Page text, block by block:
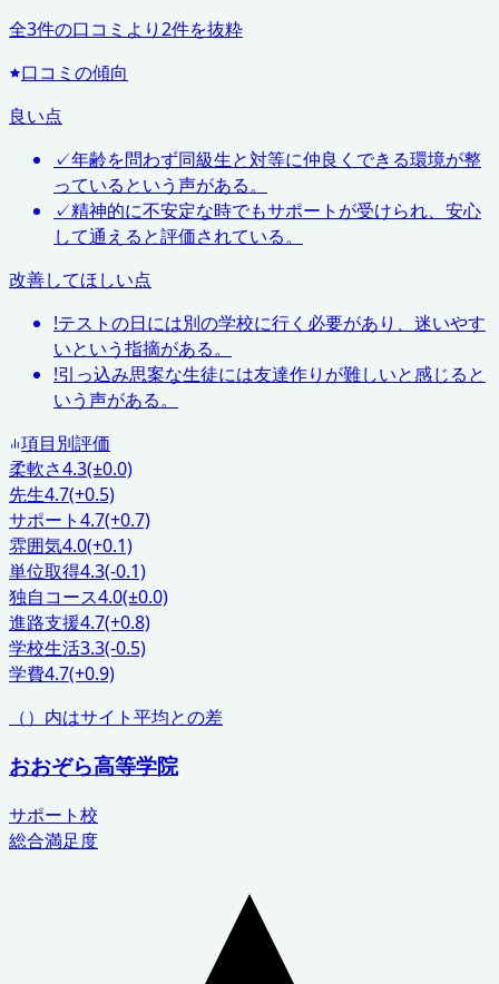
全3件の口コミより2件を抜粋
口コミの傾向
良い点
✓年齢を問わず同級生と対等に仲良くできる環境が整
っているという声がある。
✓精神的に不安定な時でもサポートが受けられ、安心
して通えると評価されている。
改善してほしい点
!テストの日には別の学校に行く必要があり、迷いやす
いという指摘がある。
!引っ込み思案な生徒には友達作りが難しいと感じると
いう声がある。
項目別評価
柔軟さ4.3(±0.0)
先生4.7(+0.5)
サポート4.7(+0.7)
雰囲気4.0(+0.1)
単位取得4.3(-0.1)
独自コース4.0(±0.0)
進路支援4.7(+0.8)
学校生活3.3(-0.5)
学費4.7(+0.9)
（）内はサイト平均との差
おおぞら高等学院
サポート校
総合満足度